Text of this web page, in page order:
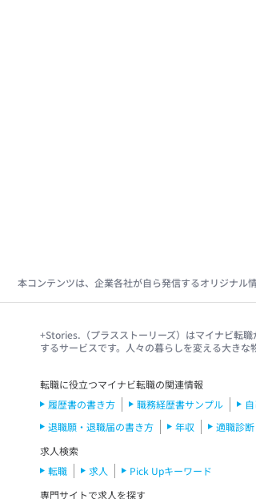
本コンテンツは、企業各社が自ら発信するオリジナル
+Stories.（プラスストーリーズ）はマイナビ転
するサービスです。人々の暮らしを変える大き
転職に役立つマイナビ転職の関連情報
履歴書の書き方
職務経歴書サンプル
退職願・退職届の書き方
年収 適職診断
求人検索
転職
求人
Pick Upキーワード
専門サイトで求人を探す